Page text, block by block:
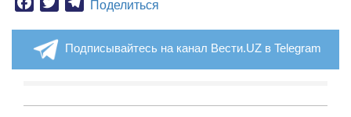
Поделиться
Подписывайтесь на канал Вести.UZ в Telegram